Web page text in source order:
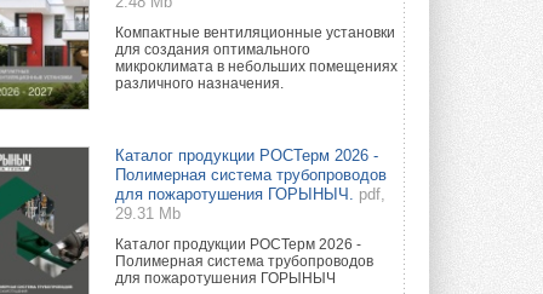
Компактные вентиляционные установки
для создания оптимального
микроклимата в небольших помещениях
различного назначения.
Каталог продукции РОСТерм 2026 -
Полимерная система трубопроводов
для пожаротушения ГОРЫНЫЧ.
pdf,
29.31 Mb
Каталог продукции РОСТерм 2026 -
Полимерная система трубопроводов
для пожаротушения ГОРЫНЫЧ